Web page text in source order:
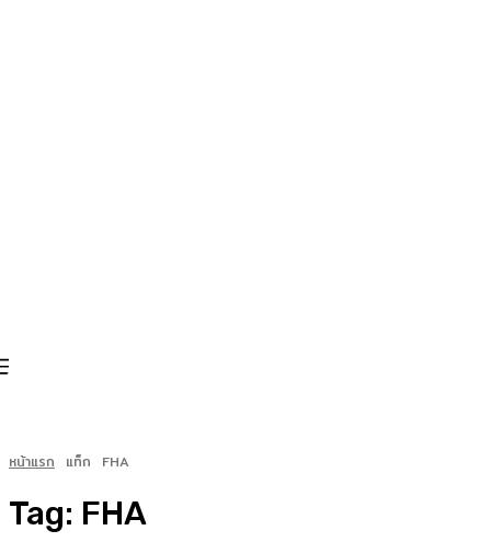
หน้าแรก แท็ก FHA
Tag: FHA